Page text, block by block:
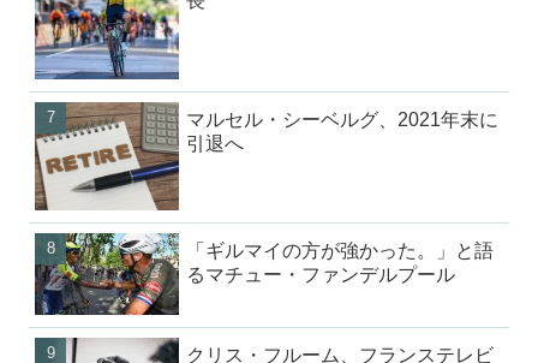
マルセル・シーベルグ、2021年末に
引退へ
「ギルマイの方が強かった。」と語
るマチュー・ファンデルプール
クリス・フルーム、フランステレビ